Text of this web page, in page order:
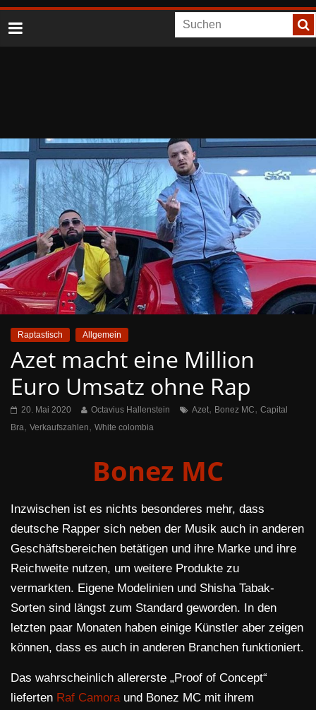
Raptastisch Allgemein
Azet macht eine Million
Euro Umsatz ohne Rap
20. Mai 2020 Octavius Hallenstein Azet, Bonez MC, Capital
Bra, Verkaufszahlen, White colombia
Bonez MC
Inzwischen ist es nichts besonderes mehr, dass
deutsche Rapper sich neben der Musik auch in anderen
Geschäftsbereichen betätigen und ihre Marke und ihre
Reichweite nutzen, um weitere Produkte zu
vermarkten. Eigene Modelinien und Shisha Tabak-
Sorten sind längst zum Standard geworden. In den
letzten paar Monaten haben einige Künstler aber zeigen
können, dass es auch in anderen Branchen funktioniert.
Das wahrscheinlich allererste „Proof of Concept“
lieferten Raf Camoraund Bonez MC mit ihrem